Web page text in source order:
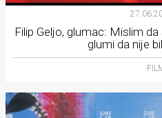
Filip Geljo, glumac: Mislim
glumi da nije